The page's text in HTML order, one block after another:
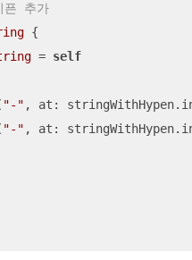
추가
{
= self
"-" , at:
"-" , at: